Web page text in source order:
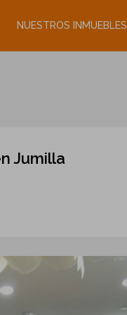
NUESTROS INMUEBLES
Jumilla